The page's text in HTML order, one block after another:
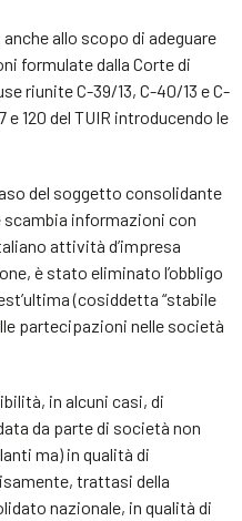
allo scopo di adeguare
formulate dalla Corte di
riunite C-39/13, C-40/13 e C-
e 120 del TUIR introducendo le
del soggetto consolidante
informazioni con
attività d’impresa
è stato eliminato l’obbligo
(cosiddetta “stabile
partecipazioni nelle società
in alcuni casi, di
da parte di società non
ma) in qualità di
trattasi della
nazionale, in qualità di